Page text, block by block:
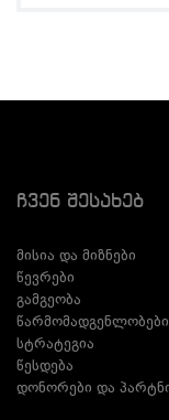
Ჩვენ Შესახებ
მისია და მიზნები
წევრები
გამგეობა
წარმომადგენლობები
სტრატეგია
წესდება
დონორები და